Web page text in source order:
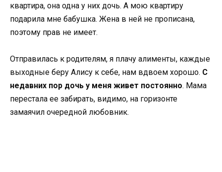
квартира, она одна у них дочь. А мою квартиру
подарила мне бабушка. Жена в ней не прописана,
поэтому прав не имеет.
Отправилась к родителям, я плачу алименты, каждые
выходные беру Алису к себе, нам вдвоем хорошо. С
недавних пор дочь у меня живет постоянно. Мама
перестала ее забирать, видимо, на горизонте
замаячил очередной любовник.